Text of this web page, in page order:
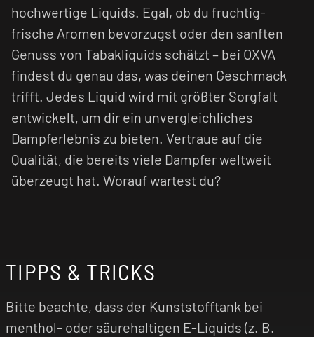
hochwertige Liquids. Egal, ob du fruchtig-
frische Aromen bevorzugst oder den sanften
Genuss von Tabakliquids schätzt – bei OXVA
findest du genau das, was deinen Geschmack
trifft. Jedes Liquid wird mit größter Sorgfalt
entwickelt, um dir ein unvergleichliches
Dampferlebnis zu bieten. Vertraue auf die
Qualität, die bereits viele Dampfer weltweit
überzeugt hat. Worauf wartest du?
TIPPS & TRICKS
Bitte beachte, dass der Kunststofftank bei
menthol- oder säurehaltigen E-Liquids (z. B.